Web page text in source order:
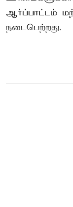
ஆர்ப்பாட்டம்
நடைபெற்றது.